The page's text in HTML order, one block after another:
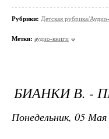
Рубрики: Детская рубрика/
Метки: аудио-книги
БИАНКИ В. -
Понедельник, 05